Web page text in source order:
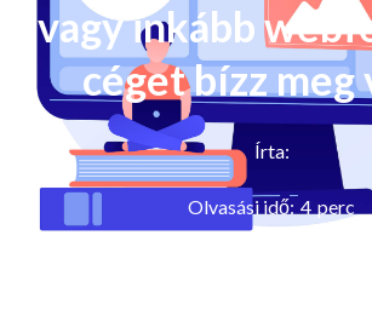
vagy inkább
céget bízz meg
Írta:
Olvasási idő: 4 perc